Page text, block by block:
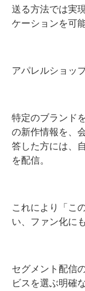
送る方法では実
ケーションを可
アパレルショッ
特定のブランド
の新作情報を、
答した方には、
を配信。
これにより「こ
い、ファン化に
セグメント配信
ビスを選ぶ明確